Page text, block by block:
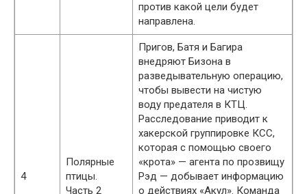
против какой цели будет
направлена.
4
Полярные
птицы.
Часть 2
Пригов, Батя и Багира
внедряют Бизона в
разведывательную операцию,
чтобы вывести на чистую
воду предателя в КТЦ.
Расследование приводит к
хакерской группировке КСС,
которая с помощью своего
«крота» — агента по прозвищу
Рэд — добывает информацию
о действиях «Акул». Команда